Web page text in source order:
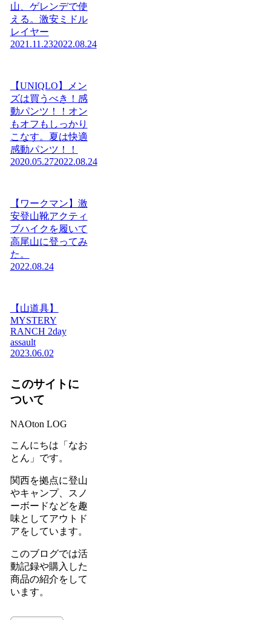
山、ゲレンデで使
える。激安ミドル
レイヤー
2021.11.232022.08.24
【UNIQLO】メン
ズは買うべき！感
動パンツ！！オン
もオフもしっかり
こなす。夏は快適
感動パンツ！！
2020.05.272022.08.24
【ワークマン】激
安登山靴アクティ
ブハイクを履いて
高尾山に登ってみ
た。
2022.08.24
【山道具】
MYSTERY
RANCH 2day
assault
2023.06.02
このサイトに
ついて
NAOton LOG
こんにちは「なお
とん」です。
関西を拠点に登山
やキャンプ、スノ
ーボードなどを趣
味としてアウトド
アをしています。
このブログでは活
動記録や購入した
商品の紹介をして
います。